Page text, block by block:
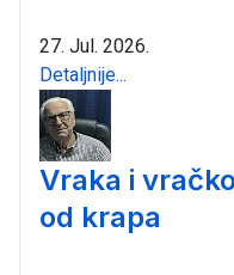
27. Jul. 2026.
Detaljnije...
Vraka i
od krapa